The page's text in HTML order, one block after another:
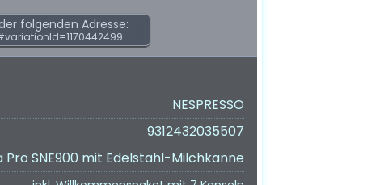
folgenden Adresse:
NESPRESSO
9312432035507
SNE900 mit Edelstahl-Milchkanne